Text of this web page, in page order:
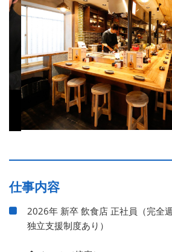
仕事内容
2026年 新卒 飲食店 正社員（完全
独立支援制度あり）